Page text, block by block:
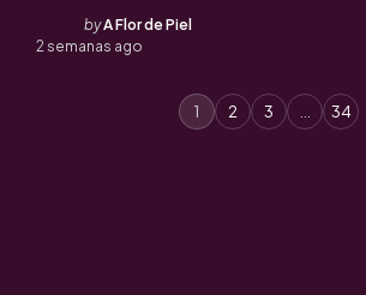
Posted
by
byA Flor de Piel
2 semanas ago
1 2 3 … 34